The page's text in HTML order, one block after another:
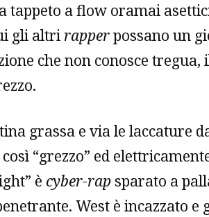
tappeto a flow oramai
gli altri rapperpossano un
che non conosce
grassa e via le laccature
“grezzo” ed
è cyber-rapsparato a
West è incazzato e